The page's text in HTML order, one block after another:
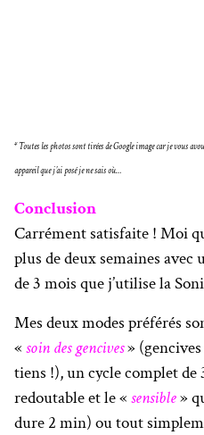
* Toutes les photos sont tirées de Google image car je vous
appareil que j’ai posé je ne sais où…
Conclusion
Carrément satisfaite ! Moi
plus de deux semaines
de 3 mois que j’utilise la
Mes deux modes préférés
«soin des gencives»
tiens !), un cycle complet de
redoutable et le «sensible»
dure 2 min) ou tout